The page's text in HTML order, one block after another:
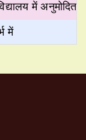
में
में